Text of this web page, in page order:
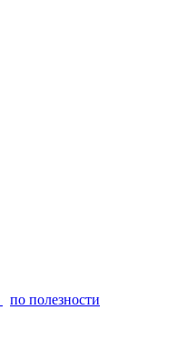
по полезности